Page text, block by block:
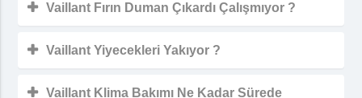
Vaillant Fırın Duman Çıkardı Çalışmıyor ?
Vaillant Yiyecekleri Yakıyor ?
Vaillant Klima Bakımı Ne Kadar Sürede